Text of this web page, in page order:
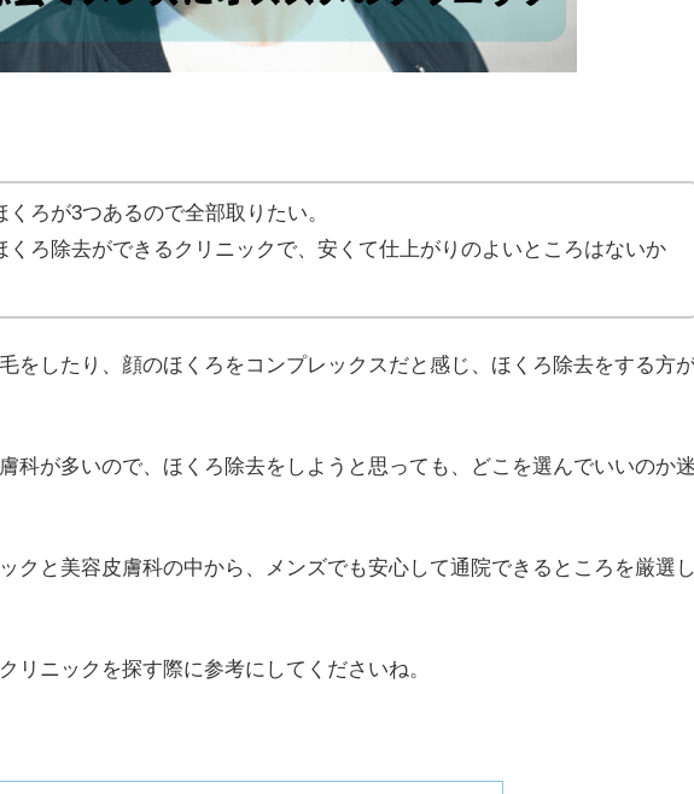
くろが3つあるので全部取りたい。
くろ除去ができるクリニックで、安くて仕上がりのよいところはないか
をしたり、顔のほくろをコンプレックスだと感じ、ほくろ除去をする方
科が多いので、ほくろ除去をしようと思っても、どこを選んでいいのか迷
クと美容皮膚科の中から、メンズでも安心して通院できるところを厳選し
リニックを探す際に参考にしてくださいね。